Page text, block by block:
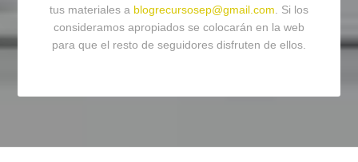
tus materiales a blogrecursosep@gmail.com. Si los
consideramos apropiados se colocarán en la web
para que el resto de seguidores disfruten de ellos.